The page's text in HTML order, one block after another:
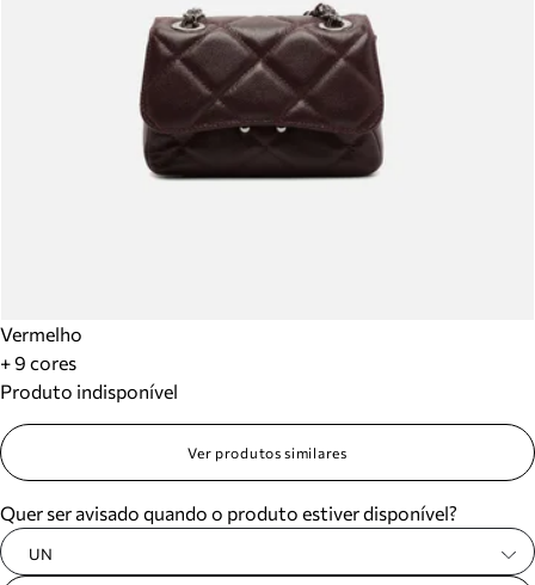
Vermelho
+ 9 cores
Produto indisponível
Ver produtos similares
Quer ser avisado quando o produto estiver disponível?
UN